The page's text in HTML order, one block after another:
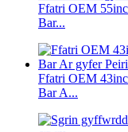
Ffatri OEM
Bar...
Ffatri OEM
Bar A...